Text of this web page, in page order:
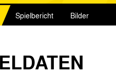
Spielbericht Bilder